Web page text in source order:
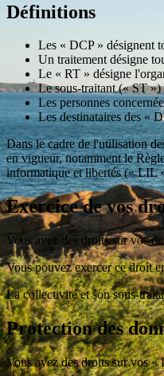
Définitions
Les « DCP » désignent
Un traitement désigne
Le « RT » désigne
Le sous-traitant (« ST
Les personnes
Les destinataires des «
Dans le cadre de l'utilisation
en vigueur, notamment le
informatique et libertés (« LIL
Exercice de vos
Vous avez des droits sur vos
Vous pouvez exercer ce droit
La collectivité et son sous-
Protection des
Vous avez des droits sur vos